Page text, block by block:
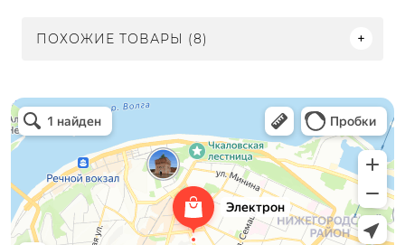
ПОХОЖИЕ ТОВАРЫ (8)
Электрон
Светильники в Нижнем Новгороде
Электротехническая продукция в Нижнем Новгороде